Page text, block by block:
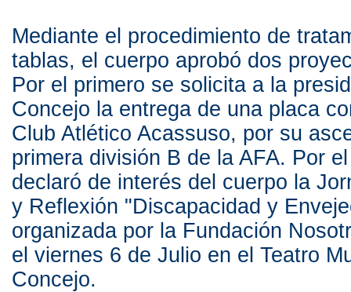
Mediante el procedimiento de
tablas, el cuerpo aprobó dos
Por el primero se solicita a la
Concejo la entrega de una placa
Club Atlético Acassuso, por su
primera división B de la AFA. Por
declaró de interés del cuerpo la
y Reflexión "Discapacidad y
organizada por la Fundación
el viernes 6 de Julio en el Teatro
Concejo.